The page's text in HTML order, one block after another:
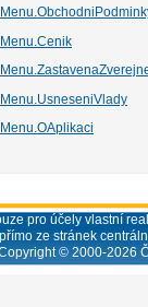
Menu.Cenik
Menu.UsneseniVlady
Menu.OAplikaci
pro účely vlastní
ze stránek
© 2000-2026